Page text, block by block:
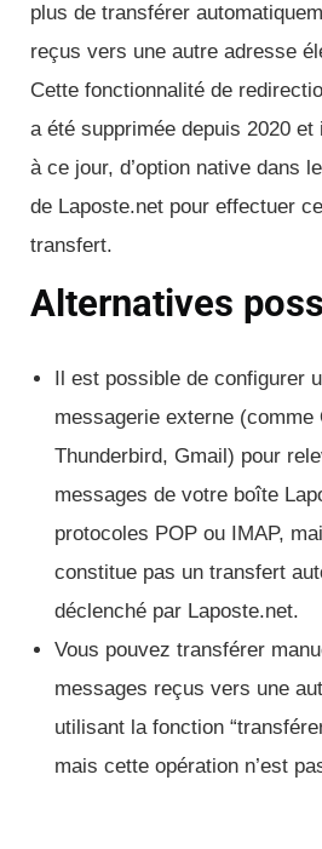
plus de transférer
reçus vers une autre adresse
Cette fonctionnalité de
a été supprimée depuis 2020 et
à ce jour, d’option native dans
de Laposte.net pour effectuer
transfert.
Alternatives
Il est possible de configurer
messagerie externe (comme
Thunderbird, Gmail) pour
messages de votre boîte
protocoles POP ou IMAP,
constitue pas un transfert
déclenché par Laposte.net.
Vous pouvez transférer
messages reçus vers une
utilisant la fonction
mais cette opération n’est